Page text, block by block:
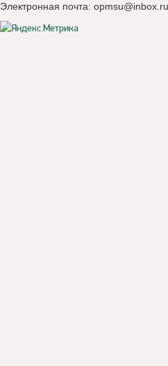
Электронная почта: opmsu@inbox.ru